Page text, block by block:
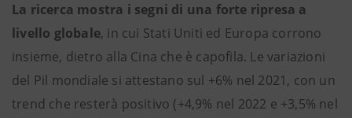
La ricerca mostra i segni di una forte ripresa a
livello globale, in cui Stati Uniti ed Europa corrono
insieme, dietro alla Cina che è capofila. Le variazioni
del Pil mondiale si attestano sul +6% nel 2021, con un
trend che resterà positivo (+4,9% nel 2022 e +3,5% nel